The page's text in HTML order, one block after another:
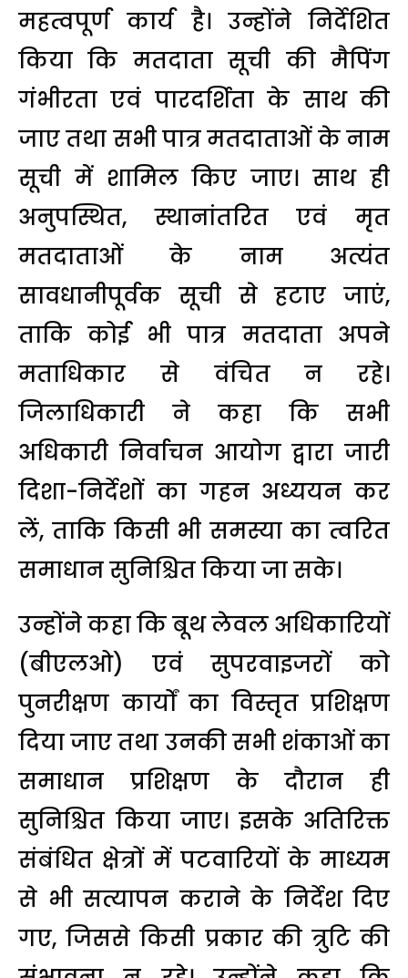
महत्वपूर्ण कार्य है। उन्होंने निर्देशित
किया कि मतदाता सूची की मैपिंग
गंभीरता एवं पारदर्शिता के साथ की
जाए तथा सभी पात्र मतदाताओं के नाम
सूची में शामिल किए जाए। साथ ही
अनुपस्थित, स्थानांतरित एवं मृत
मतदाताओं के नाम अत्यंत
सावधानीपूर्वक सूची से हटाए जाएं,
ताकि कोई भी पात्र मतदाता अपने
मताधिकार से वंचित न रहे।
जिलाधिकारी ने कहा कि सभी
अधिकारी निर्वाचन आयोग द्वारा जारी
दिशा-निर्देशों का गहन अध्ययन कर
लें, ताकि किसी भी समस्या का त्वरित
समाधान सुनिश्चित किया जा सके।
उन्होंने कहा कि बूथ लेवल अधिकारियों
(बीएलओ) एवं सुपरवाइजरों को
पुनरीक्षण कार्यों का विस्तृत प्रशिक्षण
दिया जाए तथा उनकी सभी शंकाओं का
समाधान प्रशिक्षण के दौरान ही
सुनिश्चित किया जाए। इसके अतिरिक्त
संबंधित क्षेत्रों में पटवारियों के माध्यम
से भी सत्यापन कराने के निर्देश दिए
गए, जिससे किसी प्रकार की त्रुटि की